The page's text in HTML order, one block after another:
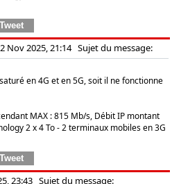
Nov 2025, 21:14Sujet du message:
en 4G et en 5G, soit il ne fonctionne
MAX : 815 Mb/s, Débit IP montant
2 x 4 To - 2 terminaux mobiles en 3G
23:43 Sujet du message: